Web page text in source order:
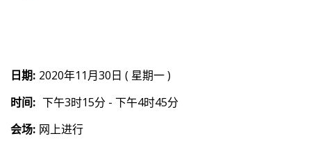
日期: 2020年11月30日 ( 星期一 )
时间: 下午3时15分 - 下午4时45分
会场: 网上进行